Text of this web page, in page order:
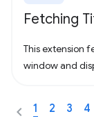
Fetching
This extension
window and
1 2 3 4